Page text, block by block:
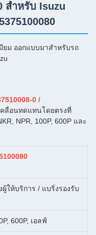
สำหรับ Isuzu
ม ออกแบบมาสำหรับรถ
0 /
ลื่อนทดแทนโดยตรงที่
NPR, 100P, 600P และ
ให้บริการ / แบริ่งรองรับ
600P, เอลฟ์